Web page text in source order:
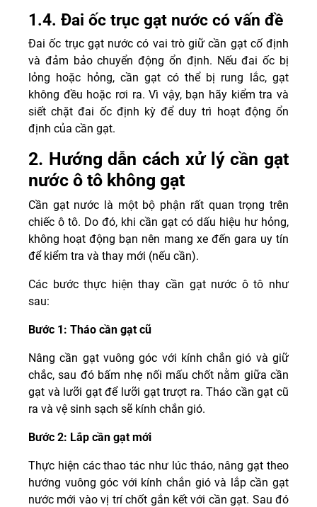
1.4. Đai ốc trục gạt nước có vấn đề
Đai ốc trục gạt nước có vai trò giữ cần gạt cố định
và đảm bảo chuyển động ổn định. Nếu đai ốc bị
lỏng hoặc hỏng, cần gạt có thể bị rung lắc, gạt
không đều hoặc rơi ra. Vì vậy, bạn hãy kiểm tra và
siết chặt đai ốc định kỳ để duy trì hoạt động ổn
định của cần gạt.
2. Hướng dẫn cách xử lý cần gạt
nước ô tô không gạt
Cần gạt nước là một bộ phận rất quan trọng trên
chiếc ô tô. Do đó, khi cần gạt có dấu hiệu hư hỏng,
không hoạt động bạn nên mang xe đến gara uy tín
để kiểm tra và thay mới (nếu cần).
Các bước thực hiện thay cần gạt nước ô tô như
sau:
Bước 1: Tháo cần gạt cũ
Nâng cần gạt vuông góc với kính chắn gió và giữ
chắc, sau đó bấm nhẹ nối mấu chốt nằm giữa cần
gạt và lưỡi gạt để lưỡi gạt trượt ra. Tháo cần gạt cũ
ra và vệ sinh sạch sẽ kính chắn gió.
Bước 2: Lắp cần gạt mới
Thực hiện các thao tác như lúc tháo, nâng gạt theo
hướng vuông góc với kính chắn gió và lắp cần gạt
nước mới vào vị trí chốt gắn kết với cần gạt. Sau đó